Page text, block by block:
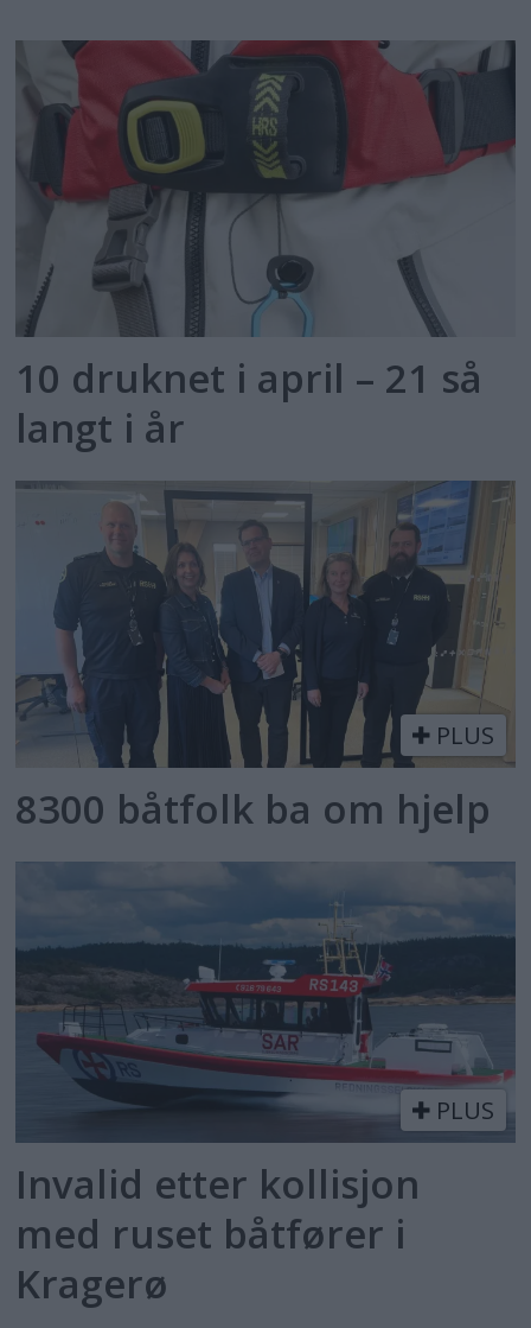
10 druknet i april – 21 så
langt i år
PLUS
8300 båtfolk ba om hjelp
PLUS
Invalid etter kollisjon
med ruset båtfører i
Kragerø